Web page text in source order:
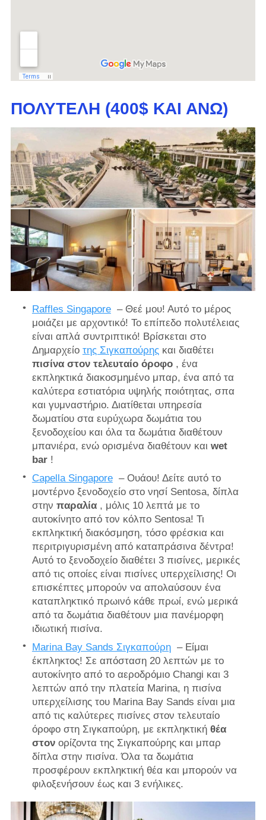
ΠΟΛΥΤΕΛΉ (400$ ΚΑΙ ΆΝΩ)
Raffles Singapore– Θεέ μου! Αυτό το μέρος
μοιάζει με αρχοντικό! Το επίπεδο πολυτέλειας
είναι απλά συντριπτικό! Βρίσκεται στο
Δημαρχείο της Σιγκαπούρης και διαθέτει
πισίνα στον τελευταίο όροφο, ένα
εκπληκτικά διακοσμημένο μπαρ, ένα από τα
καλύτερα εστιατόρια υψηλής ποιότητας, σπα
και γυμναστήριο. Διατίθεται υπηρεσία
δωματίου στα ευρύχωρα δωμάτια του
ξενοδοχείου και όλα τα δωμάτια διαθέτουν
μπανιέρα, ενώ ορισμένα διαθέτουν και wet
bar!
Capella Singapore– Ουάου! Δείτε αυτό το
μοντέρνο ξενοδοχείο στο νησί Sentosa, δίπλα
στην παραλία, μόλις 10 λεπτά με το
αυτοκίνητο από τον κόλπο Sentosa! Τι
εκπληκτική διακόσμηση, τόσο φρέσκια και
περιτριγυρισμένη από καταπράσινα δέντρα!
Αυτό το ξενοδοχείο διαθέτει 3 πισίνες, μερικές
από τις οποίες είναι πισίνες υπερχείλισης! Οι
επισκέπτες μπορούν να απολαύσουν ένα
καταπληκτικό πρωινό κάθε πρωί, ενώ μερικά
από τα δωμάτια διαθέτουν μια πανέμορφη
ιδιωτική πισίνα.
Marina Bay Sands Σιγκαπούρη– Είμαι
έκπληκτος! Σε απόσταση 20 λεπτών με το
αυτοκίνητο από το αεροδρόμιο Changi και 3
λεπτών από την πλατεία Marina, η πισίνα
υπερχείλισης του Marina Bay Sands είναι μια
από τις καλύτερες πισίνες στον τελευταίο
όροφο στη Σιγκαπούρη, με εκπληκτική θέα
στονορίζοντα της Σιγκαπούρης και μπαρ
δίπλα στην πισίνα. Όλα τα δωμάτια
προσφέρουν εκπληκτική θέα και μπορούν να
φιλοξενήσουν έως και 3 ενήλικες.